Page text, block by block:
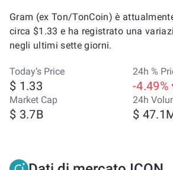
Gram (ex Ton/TonCoin) è
circa $1.33 e ha registrato una
negli ultimi sette giorni.
Today’s Price
$ 1.33
24h %
-4.49%
Market Cap
$ 3.7B
24h
$